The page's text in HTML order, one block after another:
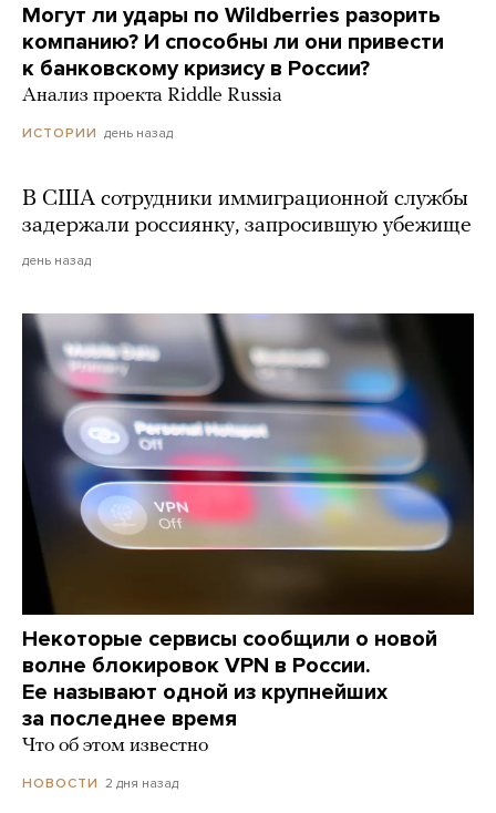
Могут ли удары по Wildberries разорить
компанию? И способны ли они привести
к банковскому кризису в России?
Анализ проекта Riddle Russia
ИСТОРИИ день назад
В США сотрудники иммиграционной службы
задержали россиянку, запросившую убежище
день назад
Некоторые сервисы сообщили о новой
волне блокировок VPN в России.
Ее называют одной из крупнейших
за последнее время
Что об этом известно
НОВОСТИ 2 дня назад